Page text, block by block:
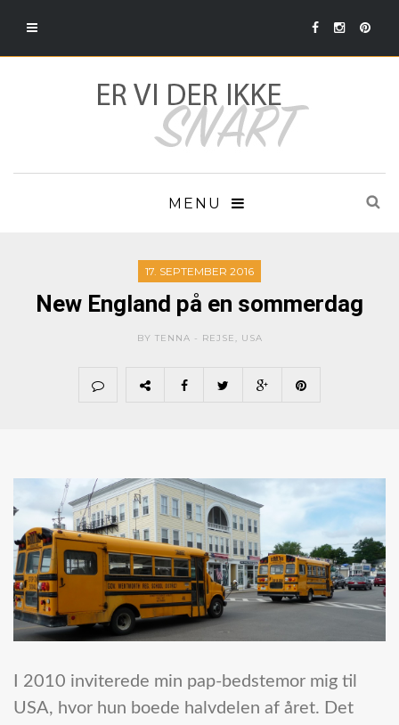
MENU
17. SEPTEMBER 2016
New England på en sommerdag
BY TENNA - REJSE, USA
I 2010 inviterede min pap-bedstemor mig til
USA, hvor hun boede halvdelen af året. Det